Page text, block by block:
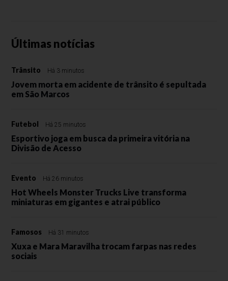
Últimas notícias
Trânsito Há 3 minutos
Jovem morta em acidente de trânsito é sepultada
em São Marcos
Futebol Há 25 minutos
Esportivo joga em busca da primeira vitória na
Divisão de Acesso
Evento Há 26 minutos
Hot Wheels Monster Trucks Live transforma
miniaturas em gigantes e atrai público
Famosos Há 31 minutos
Xuxa e Mara Maravilha trocam farpas nas redes
sociais